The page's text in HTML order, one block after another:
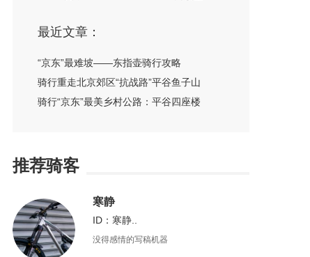
最近文章：
“京东”最难坡——东指壶骑行攻略
骑行重走北京郊区“抗战路”平谷鱼子山
骑行“京东”最美乡村公路：平谷四座楼
推荐骑客
寒静
ID：寒静..
没得感情的写稿机器